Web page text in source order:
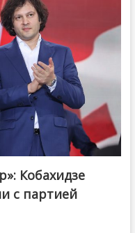
Кобахидзе
с партией